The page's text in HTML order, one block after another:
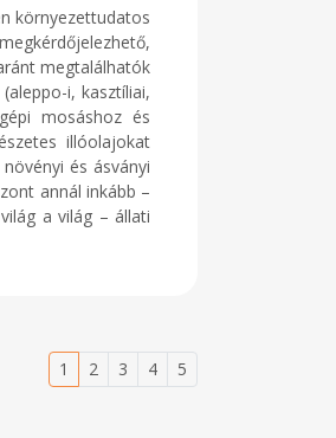
környezettudatos
megtalálhatók
i, kasztíliai,
mosáshoz és
illóolajokat
és ásványi
annál inkább –
a világ – állati
1 2 3 4 5